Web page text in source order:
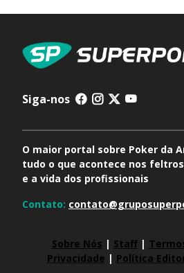
Siga-nos
O maior portal sobre Poker da
tudo o que acontece nos
e a vida dos profissionais
Contato:
Sobre Nós | Staff|
Privacidade | Política